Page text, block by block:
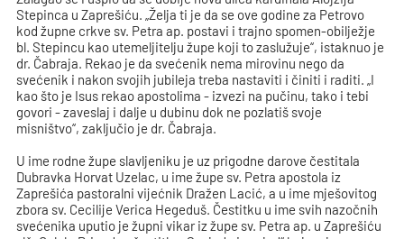
Stepinca u Zaprešiću. „Želja ti je da se ove godine za Petrovo
kod župne crkve sv. Petra ap. postavi i trajno spomen-obilježje
bl. Stepincu kao utemeljitelju župe koji to zaslužuje“, istaknuo je
dr. Čabraja. Rekao je da svećenik nema mirovinu nego da
svećenik i nakon svojih jubileja treba nastaviti i činiti i raditi. „I
kao što je Isus rekao apostolima - izvezi na pučinu, tako i tebi
govori - zaveslaj i dalje u dubinu dok ne pozlatiš svoje
misništvo“, zaključio je dr. Čabraja.
U ime rodne župe slavljeniku je uz prigodne darove čestitala
Dubravka Horvat Uzelac, u ime župe sv. Petra apostola iz
Zaprešića pastoralni vijećnik Dražen Lacić, a u ime mješovitog
zbora sv. Cecilije Verica Hegeduš. Čestitku u ime svih nazočnih
svećenika uputio je župni vikar iz župe sv. Petra ap. u Zaprešiću